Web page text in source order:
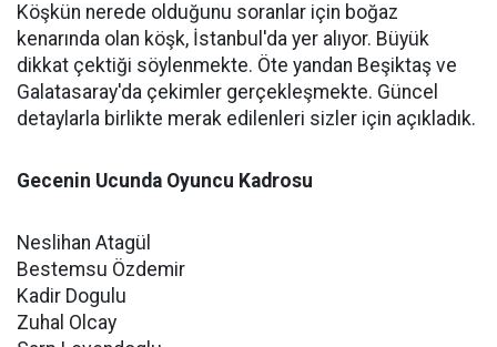
Köşkün nerede olduğunu soranlar için boğaz
kenarında olan köşk, İstanbul'da yer alıyor. Büyük
dikkat çektiği söylenmekte. Öte yandan Beşiktaş ve
Galatasaray'da çekimler gerçekleşmekte. Güncel
detaylarla birlikte merak edilenleri sizler için açıkladık.
Gecenin Ucunda Oyuncu Kadrosu
Neslihan Atagül
Bestemsu Özdemir
Kadir Dogulu
Zuhal Olcay